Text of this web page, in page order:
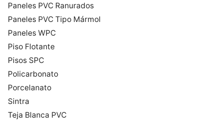
Paneles PVC Ranurados
Paneles PVC Tipo Mármol
Paneles WPC
Piso Flotante
Pisos SPC
Policarbonato
Porcelanato
Sintra
Teja Blanca PVC